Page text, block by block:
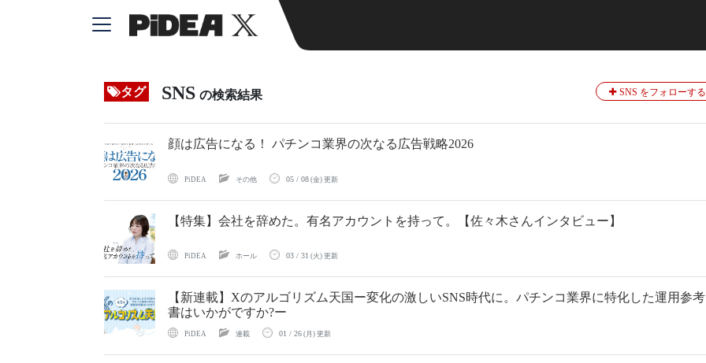
タグ SNS の検索結果 SNS をフォローする
顔は広告になる！ パチンコ業界の次なる広告戦略2026
PiDEA その他 05 / 08(金) 更新
【特集】会社を辞めた。有名アカウントを持って。【佐々木さんインタビュー】
PiDEA ホール 03 / 31 (火) 更新
【新連載】Xのアルゴリズム天国ー変化の激しいSNS時代に。パチンコ業界に特化した運用参考
書はいかがですか?ー
PiDEA 連載 01 / 26(月) 更新